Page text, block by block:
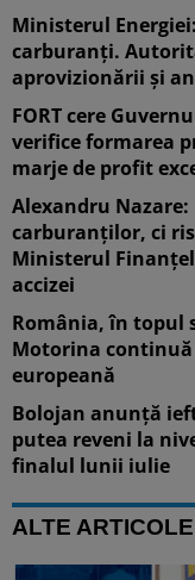
Ministerul
carburanți.
aprovizionării și
FORT cere
verifice formarea
marje de profit
Alexandru
carburanților, ci
Ministerul
accizei
România, în topul
Motorina continuă
europeană
Bolojan anunță
putea reveni la
finalul lunii iulie
ALTE ARTICOLE